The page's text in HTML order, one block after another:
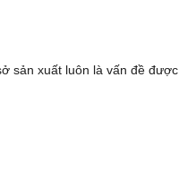
sản xuất luôn là vấn đề được